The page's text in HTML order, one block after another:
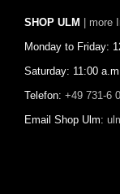
SHOP ULM | more
Monday to Friday:
Saturday: 11:00
Telefon: +49 731-6
Email Shop Ulm: